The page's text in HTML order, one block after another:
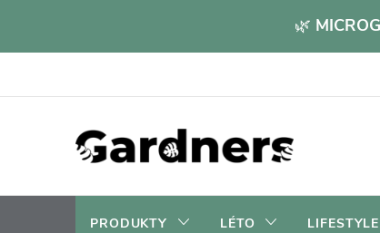
🌿
PRODUKTY LÉTO LIFESTYLE